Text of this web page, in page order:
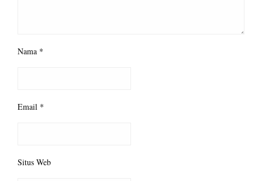
Nama *
Email *
Situs Web